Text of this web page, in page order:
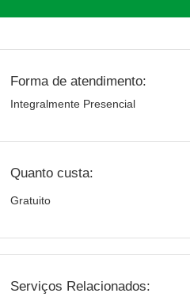
Forma de atendimento:
Integralmente Presencial
Quanto custa:
Gratuito
Serviços Relacionados: